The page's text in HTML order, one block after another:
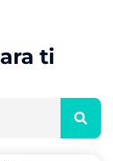
ti